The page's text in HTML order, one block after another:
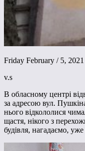
Friday February / 5, 2021
v.s
В обласному центрі
за адресою вул.
нього відкололися
щастя, нікого з
будівля, нагадаємо,